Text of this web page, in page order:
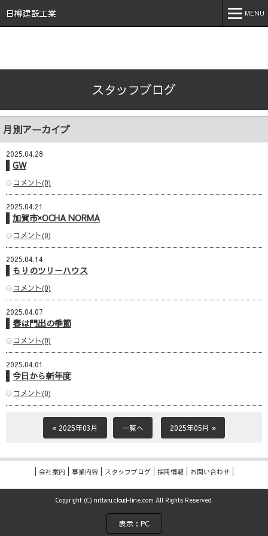
式会社 日樽 建設 土木 建築 新築 戸建 工事 解体 地元 安
心 誠実 コロナ 空気触媒 酸素クラスター オゾン 不活化
日樽建設工業 MENU
事業内容
実績紹介
施工事例
採用情報
スタッフブログ
お問い合わせ
スタッフブログ
月別アーカイブ
2025.04.28
GW
コメント(0)
2025.04.21
加賀市×OCHA NORMA
コメント(0)
2025.04.14
もりのツリーハウス
コメント(0)
2025.04.07
春は門出の季節
コメント(0)
2025.04.01
今日から新年度
コメント(0)
« 2025年03月 一覧へ 2025年05月 »
会社案内 事業内容 スタッフブログ 採用情報 お問い合わせ
Copyright (C) nittaru.cloud-line.com All Rights Reserved.
表示：PC